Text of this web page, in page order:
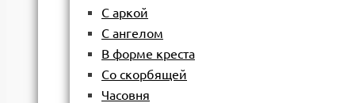
С аркой
С ангелом
В форме креста
Со скорбящей
Часовня